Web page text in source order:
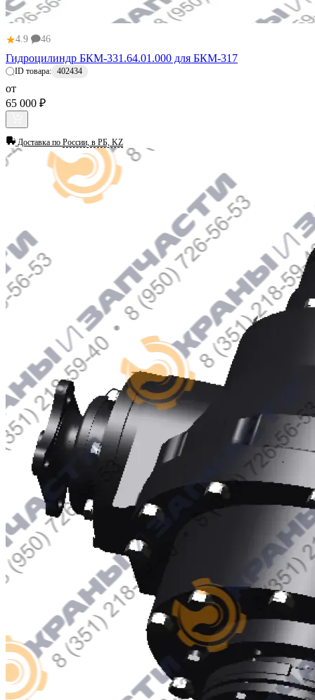
★4.9 46
Гидроцилиндр БКМ-331.64.01.000 для БКМ-317
ID товара: 402434
от
65 000 ₽
Доставка по России, в РБ, KZ